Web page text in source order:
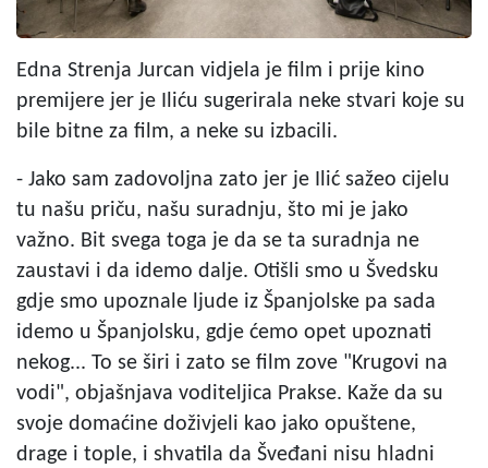
Edna Strenja Jurcan vidjela je film i prije kino
premijere jer je Iliću sugerirala neke stvari koje su
bile bitne za film, a neke su izbacili.
- Jako sam zadovoljna zato jer je Ilić sažeo cijelu
tu našu priču, našu suradnju, što mi je jako
važno. Bit svega toga je da se ta suradnja ne
zaustavi i da idemo dalje. Otišli smo u Švedsku
gdje smo upoznale ljude iz Španjolske pa sada
idemo u Španjolsku, gdje ćemo opet upoznati
nekog... To se širi i zato se film zove "Krugovi na
vodi", objašnjava voditeljica Prakse. Kaže da su
svoje domaćine doživjeli kao jako opuštene,
drage i tople, i shvatila da Šveđani nisu hladni